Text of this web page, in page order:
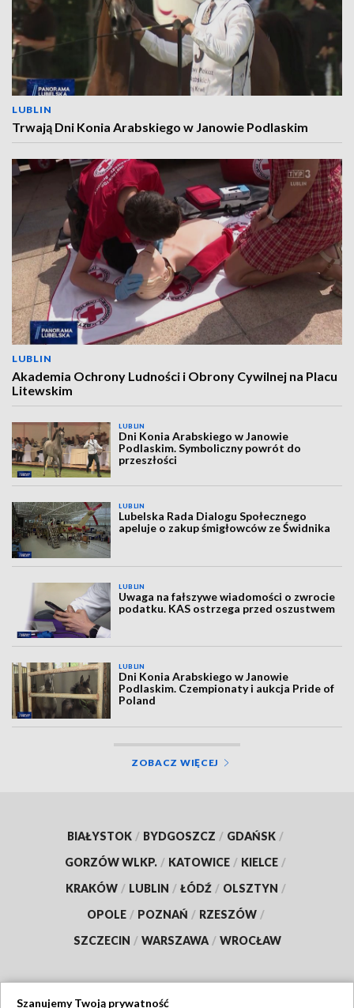
LUBLIN
Trwają Dni Konia Arabskiego w Janowie Podlaskim
LUBLIN
Akademia Ochrony Ludności i Obrony Cywilnej na Placu
Litewskim
LUBLIN
Dni Konia Arabskiego w Janowie
Podlaskim. Symboliczny powrót do
przeszłości
LUBLIN
Lubelska Rada Dialogu Społecznego
apeluje o zakup śmigłowców ze Świdnika
LUBLIN
Uwaga na fałszywe wiadomości o zwrocie
podatku. KAS ostrzega przed oszustwem
LUBLIN
Dni Konia Arabskiego w Janowie
Podlaskim. Czempionaty i aukcja Pride of
Poland
ZOBACZ WIĘCEJ
BIAŁYSTOK / BYDGOSZCZ / GDAŃSK /
GORZÓW WLKP. / KATOWICE / KIELCE /
KRAKÓW / LUBLIN / ŁÓDŹ / OLSZTYN /
OPOLE / POZNAŃ / RZESZÓW /
SZCZECIN / WARSZAWA / WROCŁAW
Szanujemy Twoją prywatność